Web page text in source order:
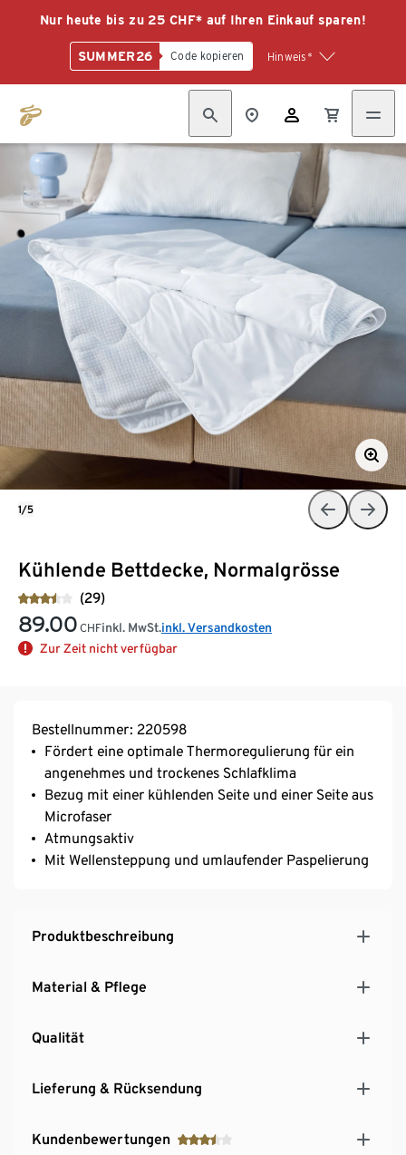
Nur heute bis zu 25 CHF* auf Ihren Einkauf sparen!
SUMMER26 Code kopieren Hinweis*
Kühlende Bettdecke, Normalgrösse
(29)
89.00 CHFinkl. MwSt.inkl. Versandkosten
Zur Zeit nicht verfügbar
1/5
Bestellnummer: 220598
Fördert eine optimale Thermoregulierung für ein
angenehmes und trockenes Schlafklima
Bezug mit einer kühlenden Seite und einer Seite aus
Microfaser
Atmungsaktiv
Mit Wellensteppung und umlaufender Paspelierung
Produktbeschreibung
Material & Pflege
Qualität
Lieferung & Rücksendung
Kundenbewertungen